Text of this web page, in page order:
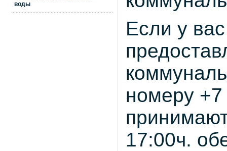
воды
Если у
номеру
17:00ч.